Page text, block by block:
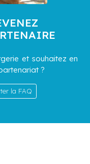
et souhaitez en
?
la FAQ